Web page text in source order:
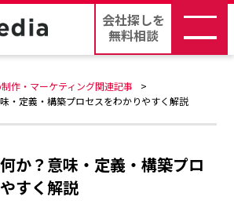
会社探しを
無料相談
作・マーケティング関連記事
・定義・構築プロセスをわかりやすく解説
か？意味・定義・構築プロ
すく解説